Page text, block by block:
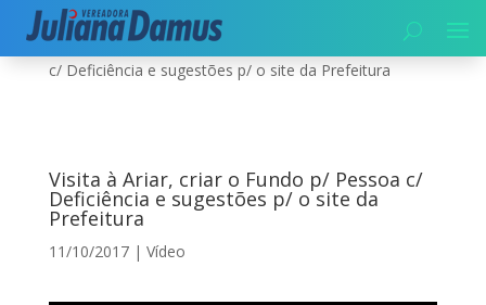
Início|Vídeo|Visita à Ariar, criar o Fundo p/ Pessoa
c/ Deficiência e sugestões p/ o site da Prefeitura
Visita à Ariar, criar o Fundo p/ Pessoa c/
Deficiência e sugestões p/ o site da
Prefeitura
11/10/2017| Vídeo